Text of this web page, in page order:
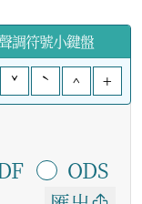
調符號小鍵盤
ˇ ˋ ^ +
ODS